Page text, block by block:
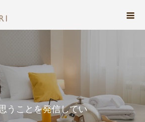
ことを発信しています。